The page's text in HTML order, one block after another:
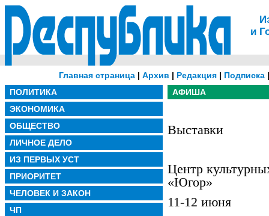
и
Главная страница | Архив | Редакция | Подписка
ПОЛИТИКА
ЭКОНОМИКА
ОБЩЕСТВО
ЛИЧНОЕ ДЕЛО
ИЗ ПЕРВЫХ УСТ
ПРИОРИТЕТ
ЧЕЛОВЕК И ЗАКОН
ЧП
АФИША
Выставки
Центр
«Югор»
11-12 июня